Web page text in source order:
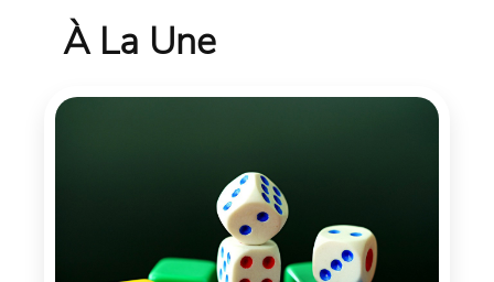
À La Une